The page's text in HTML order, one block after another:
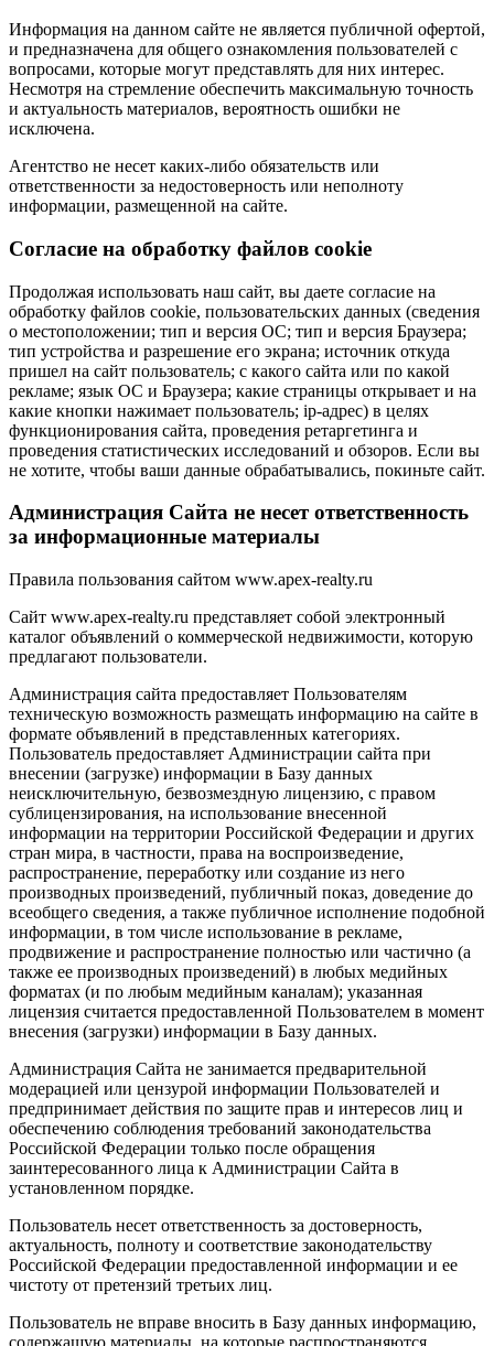
Информация на данном сайте не является публичной офертой,
и предназначена для общего ознакомления пользователей с
вопросами, которые могут представлять для них интерес.
Несмотря на стремление обеспечить максимальную точность
и актуальность материалов, вероятность ошибки не
исключена.
Агентство не несет каких-либо обязательств или
ответственности за недостоверность или неполноту
информации, размещенной на сайте.
Cогласие на обработку файлов cookie
Продолжая использовать наш сайт, вы даете согласие на
обработку файлов cookie, пользовательских данных (сведения
о местоположении; тип и версия ОС; тип и версия Браузера;
тип устройства и разрешение его экрана; источник откуда
пришел на сайт пользователь; с какого сайта или по какой
рекламе; язык ОС и Браузера; какие страницы открывает и на
какие кнопки нажимает пользователь; ip-адрес) в целях
функционирования сайта, проведения ретаргетинга и
проведения статистических исследований и обзоров. Если вы
не хотите, чтобы ваши данные обрабатывались, покиньте сайт.
Администрация Сайта не несет ответственность
за информационные материалы
Правила пользования сайтом www.apex-realty.ru
Сайт www.apex-realty.ru представляет собой электронный
каталог объявлений о коммерческой недвижимости, которую
предлагают пользователи.
Администрация сайта предоставляет Пользователям
техническую возможность размещать информацию на сайте в
формате объявлений в представленных категориях.
Пользователь предоставляет Администрации сайта при
внесении (загрузке) информации в Базу данных
неисключительную, безвозмездную лицензию, с правом
сублицензирования, на использование внесенной
информации на территории Российской Федерации и других
стран мира, в частности, права на воспроизведение,
распространение, переработку или создание из него
производных произведений, публичный показ, доведение до
всеобщего сведения, а также публичное исполнение подобной
информации, в том числе использование в рекламе,
продвижение и распространение полностью или частично (а
также ее производных произведений) в любых медийных
форматах (и по любым медийным каналам); указанная
лицензия считается предоставленной Пользователем в момент
внесения (загрузки) информации в Базу данных.
Администрация Сайта не занимается предварительной
модерацией или цензурой информации Пользователей и
предпринимает действия по защите прав и интересов лиц и
обеспечению соблюдения требований законодательства
Российской Федерации только после обращения
заинтересованного лица к Администрации Сайта в
установленном порядке.
Пользователь несет ответственность за достоверность,
актуальность, полноту и соответствие законодательству
Российской Федерации предоставленной информации и ее
чистоту от претензий третьих лиц.
Пользователь не вправе вносить в Базу данных информацию,
содержащую материалы, на которые распространяются